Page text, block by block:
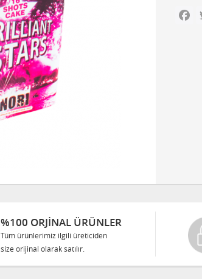
%100 ORJINAL ÜRÜNLER
Tüm ürünlerimiz ilgili üreticiden
size orijinal olarak satılır.